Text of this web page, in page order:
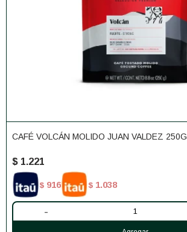
CAFÉ VOLCÁN MOLIDO JUAN VALDEZ 250G
$ 1.221
$ 916 $ 1.038
-